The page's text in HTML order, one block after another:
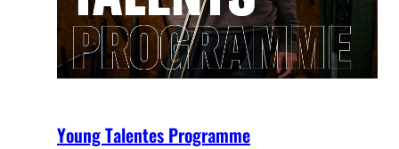
Young Talentes Programme